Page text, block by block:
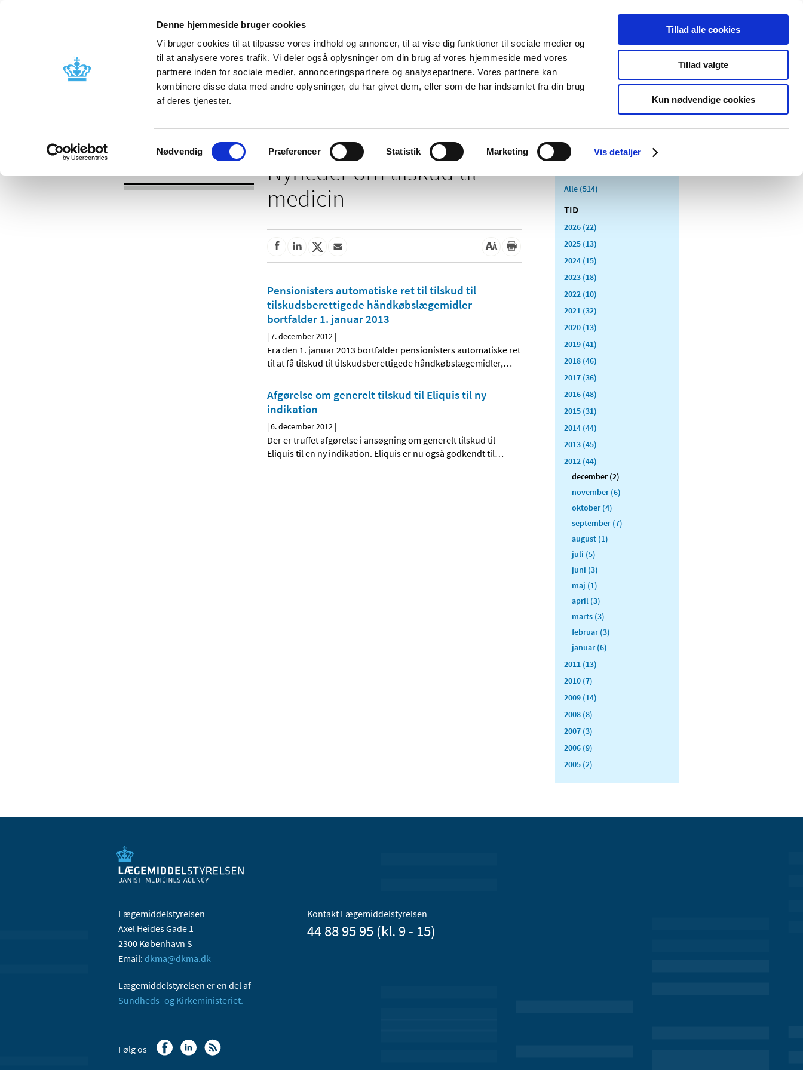
Denne hjemmeside bruger cookies
Vi bruger cookies til at tilpasse vores indhold og annoncer, til at vise dig funktioner til sociale medier og
til at analysere vores trafik. Vi deler også oplysninger om din brug af vores hjemmeside med vores
partnere inden for sociale medier, annonceringspartnere og analysepartnere. Vores partnere kan
kombinere disse data med andre oplysninger, du har givet dem, eller som de har indsamlet fra din brug
af deres tjenester.
Samtykkevalg
Nødvendig Præferencer Statistik Marketing Vis detaljer
Tillad alle cookies
Tillad valgte
Kun nødvendige cookies
Nyheder Om os Kontakt Udgivelser
Godkendelse og
Bivirkninger og
produktinformation
Tilskud og
Apoteker og salg af
Medicinsk
Særlige
produktområder
Nyheder om tilskud til
medicin
Pensionisters automatiske ret til tilskud til
tilskudsberettigede håndkøbslægemidler
bortfalder 1. januar 2013
|7. december 2012 |
Fra den 1. januar 2013 bortfalder pensionisters automatiske ret
til at få tilskud til tilskudsberettigede håndkøbslægemidler,…
Afgørelse om generelt tilskud til Eliquis til ny
indikation
|6. december 2012 |
Der er truffet afgørelse i ansøgning om generelt tilskud til
Eliquis til en ny indikation. Eliquis er nu også godkendt til…
Alle (514)
TID
2026 (22)
2025 (13)
2024 (15)
2023 (18)
2022 (10)
2021 (32)
2020 (13)
2019 (41)
2018 (46)
2017 (36)
2016 (48)
2015 (31)
2014 (44)
2013 (45)
2012 (44)
december (2)
november (6)
oktober (4)
september (7)
august (1)
juli (5)
juni (3)
maj (1)
april (3)
marts (3)
februar (3)
januar (6)
2011 (13)
2010 (7)
2009 (14)
2008 (8)
2007 (3)
2006 (9)
2005 (2)
Lægemiddelstyrelsen
Axel Heides Gade 1
2300 København S
Email: dkma@dkma.dk
Lægemiddelstyrelsen er en del af
Sundheds- og Kirkeministeriet.
Kontakt Lægemiddelstyrelsen
44 88 95 95 (kl. 9 - 15)
Følg os